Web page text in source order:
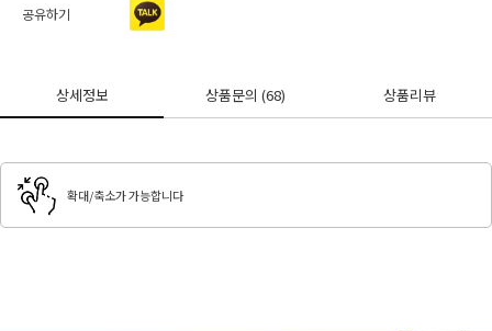
공유하기
상세정보 상품문의(68) 상품리뷰
확대/축소가 가능합니다